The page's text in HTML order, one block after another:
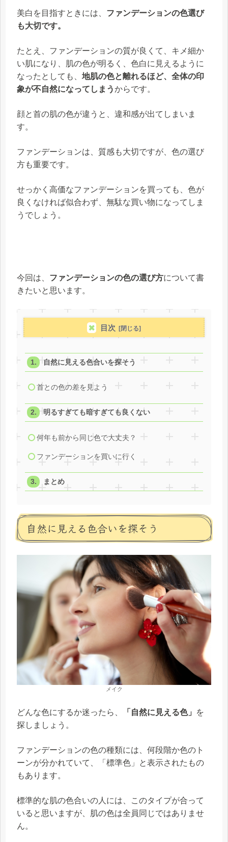
美白を目指すときには、 ファンデーションの色選び
も大切です。
たとえ、ファンデーションの質が良くて、キメ細か
い肌になり、肌の色が明るく、色白に見えるように
なったとしても、 地肌の色と離れるほど、全体の印
象が不自然になってしまうからです。
顔と首の肌の色が違うと、違和感が出てしまいま
す。
ファンデーションは、質感も大切ですが、色の選び
方も重要です。
せっかく高価なファンデーションを買っても、色が
良くなければ似合わず、無駄な買い物になってしま
うでしょう。
今回は、 ファンデーションの色の選び方について書
きたいと思います。
目次
自然に見える色合いを探そう
首との色の差を見よう
明るすぎても暗すぎても良くない
何年も前から同じ色で大丈夫？
ファンデーションを買いに行く
まとめ
自然に見える色合いを探そう
メイク
どんな色にするか迷ったら、 「自然に見える色」
を
探しましょう。
ファンデーションの色の種類には、何段階か色のト
ーンが分かれていて、「標準色」と表示されたもの
もあります。
標準的な肌の色合いの人には、このタイプが合って
いると思いますが、肌の色は全員同じではありませ
ん。